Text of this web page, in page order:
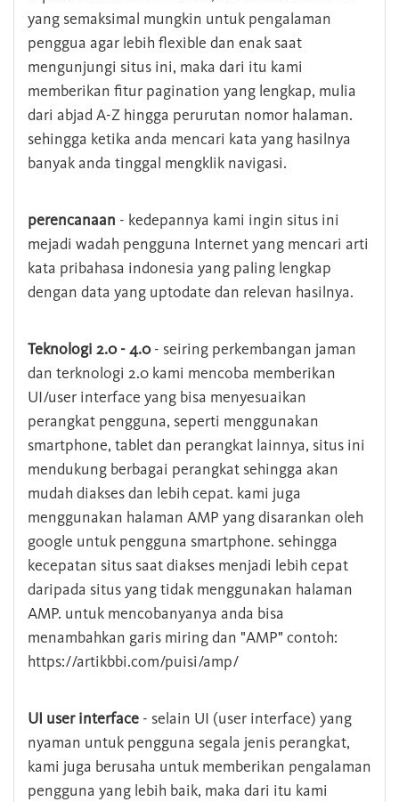
yang semaksimal mungkin untuk pengalaman
penggua agar lebih flexible dan enak saat
mengunjungi situs ini, maka dari itu kami
memberikan fitur pagination yang lengkap, mulia
dari abjad A-Z hingga perurutan nomor halaman.
sehingga ketika anda mencari kata yang hasilnya
banyak anda tinggal mengklik navigasi.
perencanaan - kedepannya kami ingin situs ini
mejadi wadah pengguna Internet yang mencari arti
kata pribahasa indonesia yang paling lengkap
dengan data yang uptodate dan relevan hasilnya.
Teknologi 2.0 - 4.0- seiring perkembangan jaman
dan terknologi 2.0 kami mencoba memberikan
UI/user interface yang bisa menyesuaikan
perangkat pengguna, seperti menggunakan
smartphone, tablet dan perangkat lainnya, situs ini
mendukung berbagai perangkat sehingga akan
mudah diakses dan lebih cepat. kami juga
menggunakan halaman AMP yang disarankan oleh
google untuk pengguna smartphone. sehingga
kecepatan situs saat diakses menjadi lebih cepat
daripada situs yang tidak menggunakan halaman
AMP. untuk mencobanyanya anda bisa
menambahkan garis miring dan "AMP" contoh:
https://artikbbi.com/puisi/amp/
UI user interface - selain UI (user interface) yang
nyaman untuk pengguna segala jenis perangkat,
kami juga berusaha untuk memberikan pengalaman
pengguna yang lebih baik, maka dari itu kami